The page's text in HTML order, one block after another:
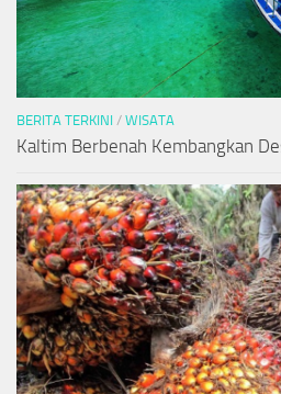
BERITA TERKINI / WISATA
Kaltim Berbenah Kembangkan